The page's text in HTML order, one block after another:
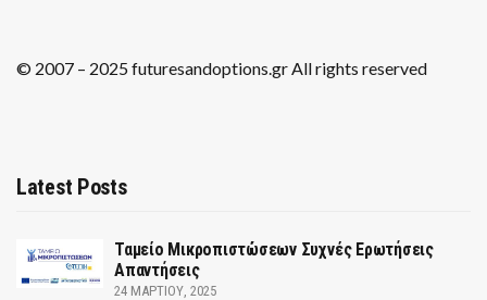
© 2007 – 2025 futuresandoptions.gr All rights reserved
Latest Posts
Ταμείο Μικροπιστώσεων Συχνές Ερωτήσεις
Απαντήσεις
24 ΜΑΡΤΊΟΥ, 2025